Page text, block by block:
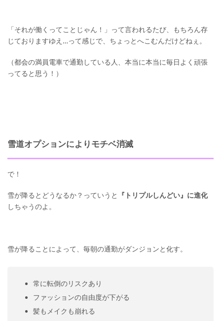
「それが働くってことじゃん！」って言われるたび、もちろん存
じておりますゆえ…って感じで、ちょっとへこむんだけどねぇ。
（都会の満員電車で通勤している人、本当に本当に毎日よく頑張
ってると思う！）
雪道オプションによりモチベ消滅
で！
雪が降るとどうなるか？っていうと
『トリプルしんどい』に進化
しちゃうのよ。
雪が降ることによって、毎朝の通勤がダンジョンと化す。
常に転倒のリスクあり
ファッションの自由度が下がる
髪もメイクも崩れる